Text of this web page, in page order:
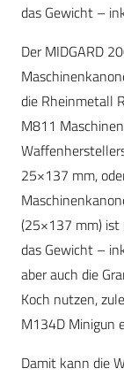
das Gewicht –
Der MIDGARD
die Rheinmetall
M811
25×137 mm,
(25×137 mm) ist
das Gewicht –
aber auch die
Koch nutzen,
M134D Minigun
Damit kann die